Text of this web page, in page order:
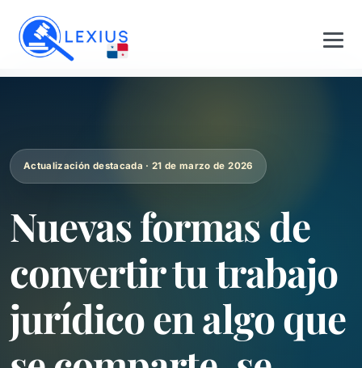
Actualización destacada · 21 de marzo de 2026
Nuevas formas de
convertir tu trabajo
jurídico en algo que